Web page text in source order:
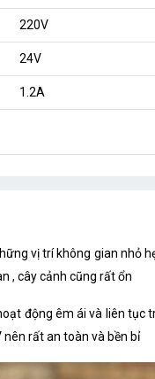
220V
24V
1.2A
vị trí không gian nhỏ
, cây cảnh cũng rất ổn
động êm ái và liên tục
nên rất an toàn và bền bỉ